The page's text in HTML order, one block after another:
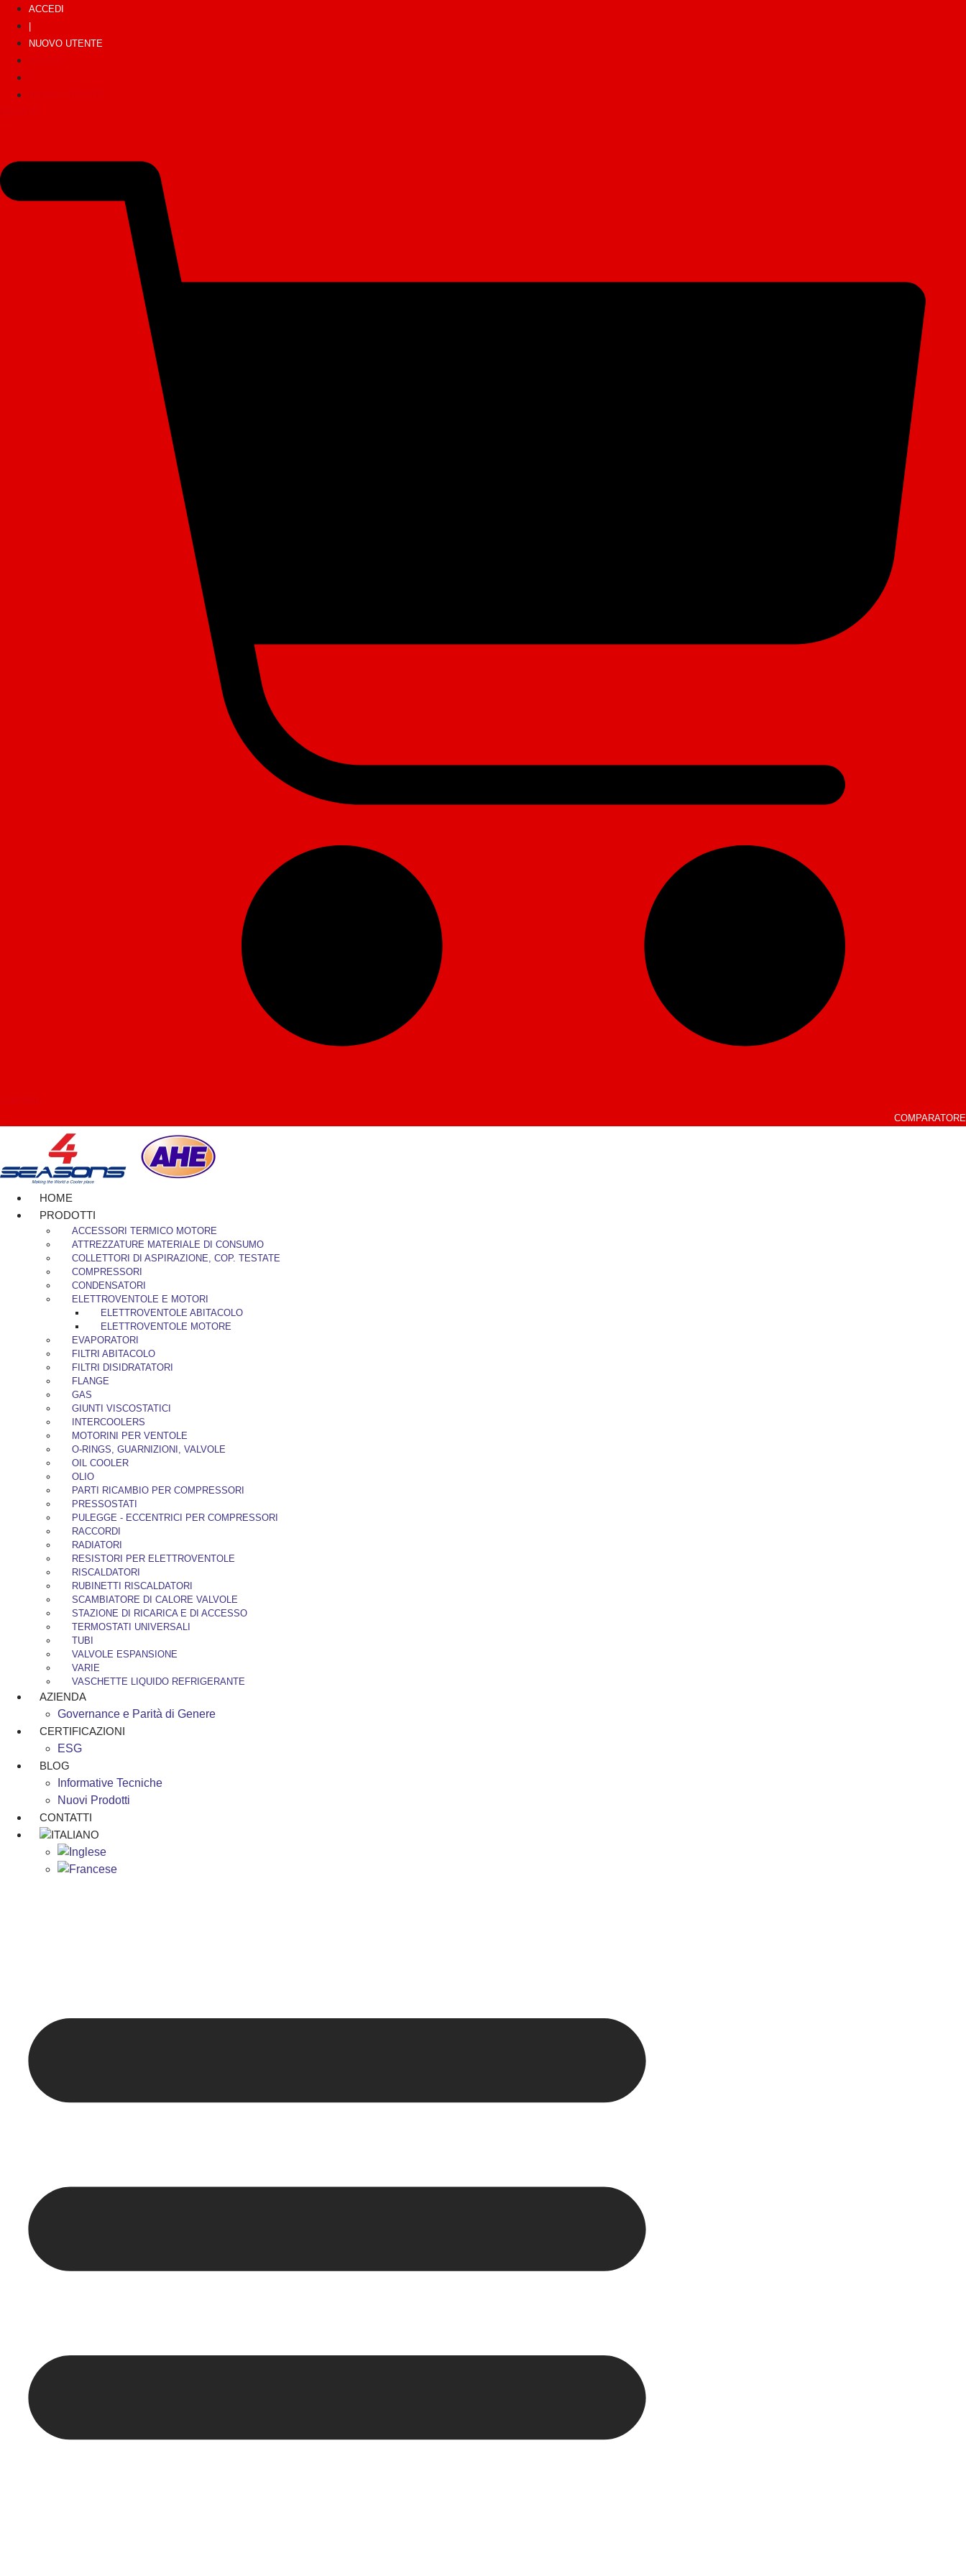
ACCEDI
NUOVO UTENTE
COMPARATORE
HOME
PRODOTTI
ACCESSORI TERMICO MOTORE
ATTREZZATURE MATERIALE DI CONSUMO
COLLETTORI DI ASPIRAZIONE, COP. TESTATE
COMPRESSORI
CONDENSATORI
ELETTROVENTOLE E MOTORI
ELETTROVENTOLE ABITACOLO
ELETTROVENTOLE MOTORE
EVAPORATORI
FILTRI ABITACOLO
FILTRI DISIDRATATORI
FLANGE
GAS
GIUNTI VISCOSTATICI
INTERCOOLERS
MOTORINI PER VENTOLE
O-RINGS, GUARNIZIONI, VALVOLE
OIL COOLER
OLIO
PARTI RICAMBIO PER COMPRESSORI
PRESSOSTATI
PULEGGE - ECCENTRICI PER COMPRESSORI
RACCORDI
RADIATORI
RESISTORI PER ELETTROVENTOLE
RISCALDATORI
RUBINETTI RISCALDATORI
SCAMBIATORE DI CALORE VALVOLE
STAZIONE DI RICARICA E DI ACCESSO
TERMOSTATI UNIVERSALI
TUBI
VALVOLE ESPANSIONE
VARIE
VASCHETTE LIQUIDO REFRIGERANTE
AZIENDA
Governance e Parità di Genere
CERTIFICAZIONI
ESG
BLOG
Informative Tecniche
Nuovi Prodotti
CONTATTI